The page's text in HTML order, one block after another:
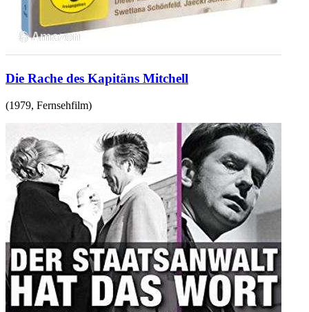
Die Rache des Kapitäns Mitchell
(1979, Fernsehfilm)